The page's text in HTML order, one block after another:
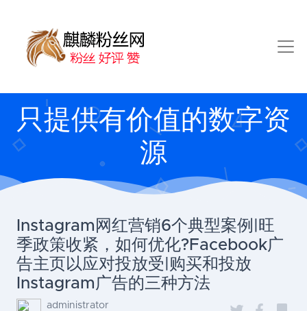
只提供有价值的数字资
源
Instagram网红营销6个典型案例|旺
季政策收紧，如何优化?Facebook广
告主页以应对投放受|购买和投放
Instagram广告的三种方法
administrator